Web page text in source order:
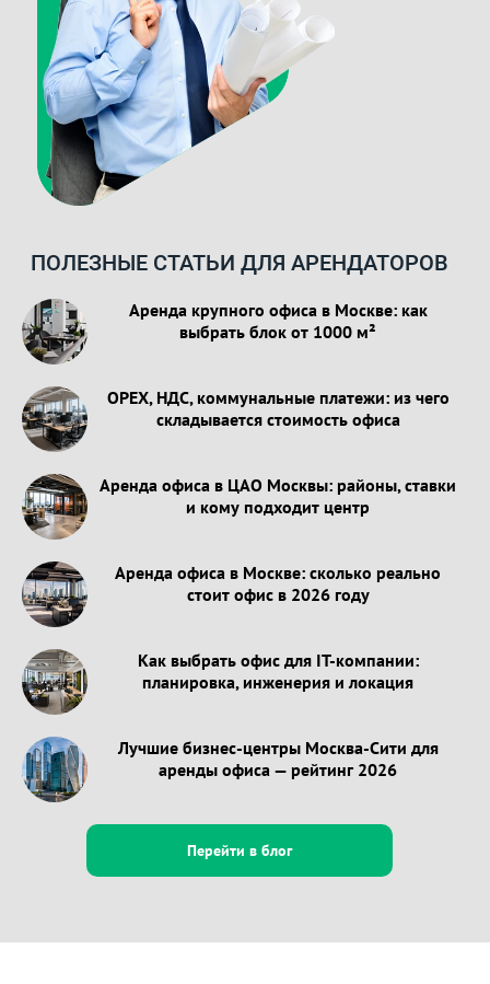
ПОЛЕЗНЫЕ СТАТЬИ ДЛЯ АРЕНДАТОРОВ
Аренда крупного офиса в Москве: как
выбрать блок от 1000 м²
OPEX, НДС, коммунальные платежи: из чего
складывается стоимость офиса
Аренда офиса в ЦАО Москвы: районы, ставки
и кому подходит центр
Аренда офиса в Москве: сколько реально
стоит офис в 2026 году
Как выбрать офис для IT-компании:
планировка, инженерия и локация
Лучшие бизнес-центры Москва-Сити для
аренды офиса — рейтинг 2026
Перейти в блог